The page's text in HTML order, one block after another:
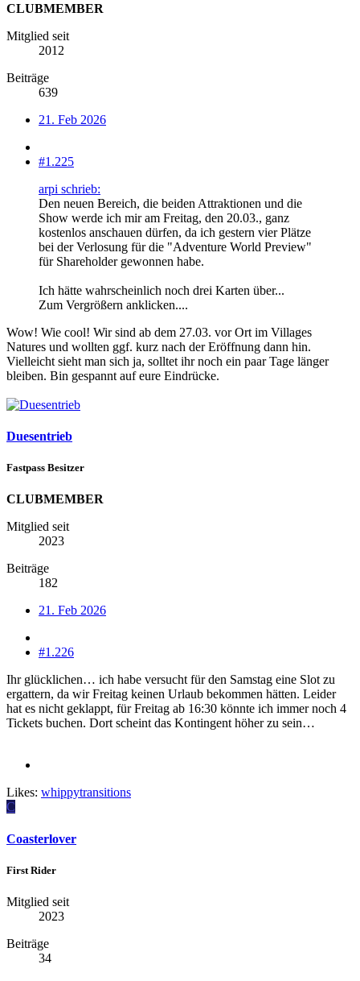
CLUBMEMBER
Mitglied seit
2012
Beiträge
639
21. Feb 2026
#1.225
arpi schrieb:
Den neuen Bereich, die beiden Attraktionen und die
Show werde ich mir am Freitag, den 20.03., ganz
kostenlos anschauen dürfen, da ich gestern vier Plätze
bei der Verlosung für die "Adventure World Preview"
für Shareholder gewonnen habe.
Ich hätte wahrscheinlich noch drei Karten über...
Zum Vergrößern anklicken....
Wow! Wie cool! Wir sind ab dem 27.03. vor Ort im Villages
Natures und wollten ggf. kurz nach der Eröffnung dann hin.
Vielleicht sieht man sich ja, solltet ihr noch ein paar Tage länger
bleiben. Bin gespannt auf eure Eindrücke.
Duesentrieb
Fastpass Besitzer
CLUBMEMBER
Mitglied seit
2023
Beiträge
182
21. Feb 2026
#1.226
Ihr glücklichen… ich habe versucht für den Samstag eine Slot zu
ergattern, da wir Freitag keinen Urlaub bekommen hätten. Leider
hat es nicht geklappt, für Freitag ab 16:30 könnte ich immer noch 4
Tickets buchen. Dort scheint das Kontingent höher zu sein…
Likes: whippytransitions
C
Coasterlover
First Rider
Mitglied seit
2023
Beiträge
34